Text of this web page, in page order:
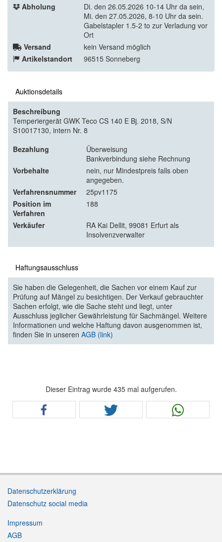
Abholung
Di. den 26.05.2026 10-14 Uhr da sein,
Mi. den 27.05.2026, 8-10 Uhr da sein.
Gabelstapler 1.5-2 to zur Verladung vor
Ort
Versand
kein Versand möglich
Artikelstandort
96515 Sonneberg
Auktionsdetails
Beschreibung
Temperiergerät GWK Teco CS 140 E Bj. 2018, S/N
S10017130, intern Nr. 8
Bezahlung
Überweisung
Bankverbindung siehe Rechnung
Vorbehalte
nein, nur Mindestpreis falls oben
angegeben.
Verfahrensnummer
25pv1175
Position im
Verfahren
188
Verkäufer
RA Kai Dellit, 99081 Erfurt als
Insolvenzverwalter
Haftungsausschluss
Sie haben die Gelegenheit, die Sachen vor einem Kauf zur
Prüfung auf Mängel zu besichtigen. Der Verkauf gebrauchter
Sachen erfolgt, wie die Sache steht und liegt, unter
Ausschluss jeglicher Gewährleistung für Sachmängel. Weitere
Informationen und welche Haftung davon ausgenommen ist,
finden Sie in unseren AGB (link)
Dieser Eintrag wurde 435 mal aufgerufen.
Datenschutzerklärung
Datenschutz social media
Impressum
AGB